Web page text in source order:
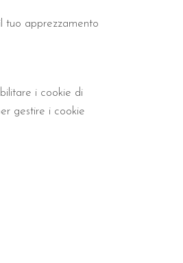
tuo apprezzamento
i cookie di
gestire i cookie